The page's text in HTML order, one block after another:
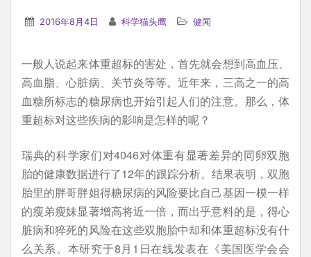
2016年8月4日 科学猫头鹰 健闻
一般人说起来体重超标的害处，首先就会想到高血压、
高血脂、心脏病、关节炎等等。近年来，三高之一的高
血糖所标志的糖尿病也开始引起人们的注意。那么，体
重超标对这些疾病的影响是怎样的呢？
瑞典的科学家们对4046对体重有显著差异的同卵双胞
胎的健康数据进行了12年的跟踪分析。结果表明，双胞
胎里的胖哥胖姐得糖尿病的风险要比自己基因一模一样
的瘦弟瘦妹显著增高将近一倍，而出乎意料的是，得心
脏病和猝死的风险在这些双胞胎中却和体重超标没有什
么关系。本研究于8月1日在线发表在《美国医学会会